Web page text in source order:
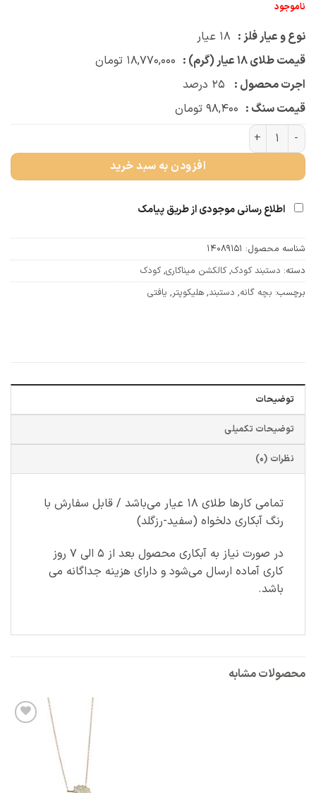
ناموجود
نوع و عیار فلز : ۱۸ عیار
قیمت طلای ۱۸ عیار (گرم) :
۱۸,۷۷۰,۰۰۰ تومان
اجرت محصول :
۲۵ درصد
قیمت سنگ : ۹۸,۴۰۰ تومان
دستبند بافتی بچه گانه هلیکوپتر (کد 3562) عدد
افزودن به سبد خرید
اطلاع رسانی موجودی از طریق پیامک
شناسه محصول: 14089151
دسته: دستبند کودک,کالکشن میناکاری,کودک
برچسب: بچه گانه, دستبند, هلیکوپتر, یافتی
توضیحات
توضیحات تکمیلی
نظرات (0)
تمامی کارها طلای ۱۸ عیار می‌باشد / قابل سفارش با
رنگ آبکاری دلخواه (سفید-رزگلد)
در صورت نیاز به آبکاری محصول بعد از ۵ الی ۷ روز
کاری آماده ارسال می‌شود و دارای هزینه جداگانه می
باشد.
محصولات مشابه